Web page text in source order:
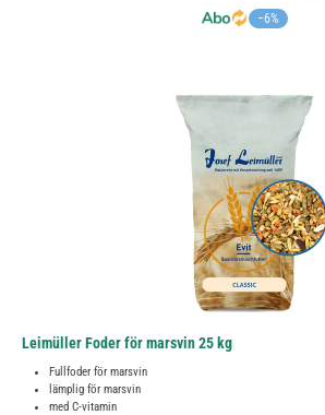
−6%
Leimüller Foder för marsvin 25 kg
Fullfoder för marsvin
lämplig för marsvin
med C-vitamin